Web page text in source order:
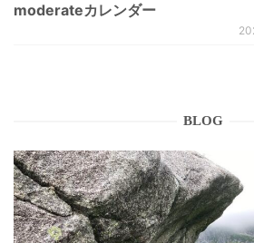
moderateカレンダー
BLOG